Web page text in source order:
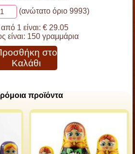
(ανώτατο όριο 9993)
1 είναι: € 29.05
είναι: 150 γραμμάρια
στο
Καλάθι
προϊόντα